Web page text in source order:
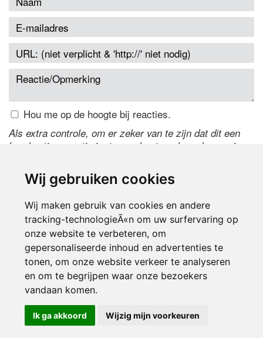
Wij gebruiken cookies
Wij maken gebruik van cookies en andere
tracking-technologieÃ«n om uw surfervaring op
onze website te verbeteren, om
gepersonaliseerde inhoud en advertenties te
tonen, om onze website verkeer te analyseren
en om te begrijpen waar onze bezoekers
vandaan komen.
Ik ga akkoord Wijzig mijn voorkeuren
Hou me op de hoogte bij reacties.
Als extra controle, om er zeker van te zijn dat dit een
handmatige reactie is, typ onderstaande code over in
de code te wijzigen.
© 2000-2026 UFE Media:Managersonline.nl|Brisk magazine
Partners:Autowereld.com